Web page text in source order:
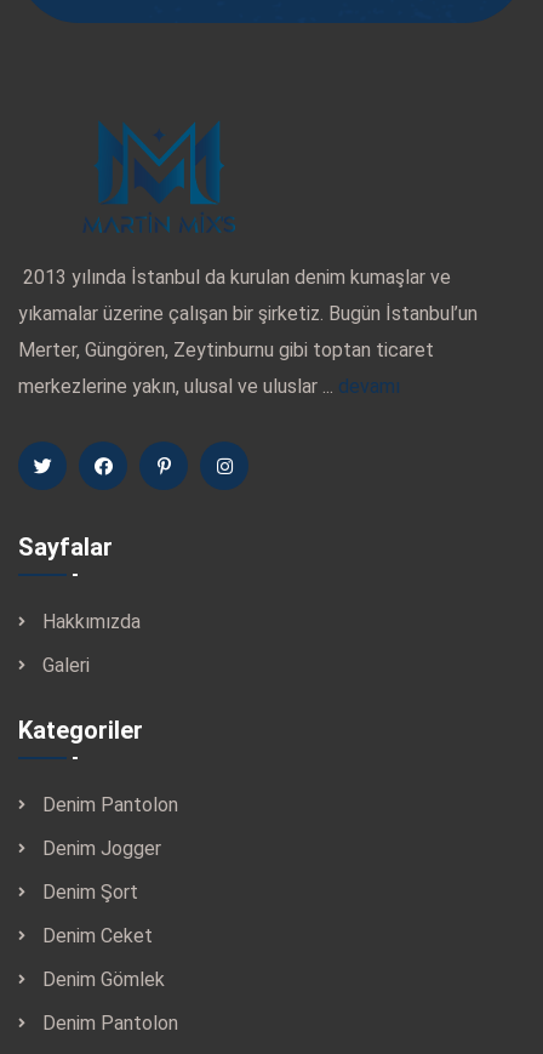
2013 yılında İstanbul da kurulan denim kumaşlar ve
yıkamalar üzerine çalışan bir şirketiz. Bugün İstanbul’un
Merter, Güngören, Zeytinburnu gibi toptan ticaret
merkezlerine yakın, ulusal ve uluslar ... devamı
Sayfalar
Hakkımızda
Galeri
Kategoriler
Denim Pantolon
Denim Jogger
Denim Şort
Denim Ceket
Denim Gömlek
Denim Pantolon